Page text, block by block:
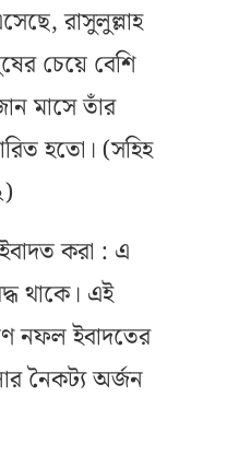
রাসুলুল্লাহ
চেয়ে বেশি
মাসে তাঁর
হতো। (সহিহ
করা : এ
থাকে। এই
নফল ইবাদতের
নৈকট্য অর্জন